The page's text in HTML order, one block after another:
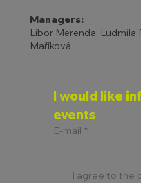
Managers:
Libor Merenda, Ludmila
Maříková
I would like
events
E-mail *
I agree to the